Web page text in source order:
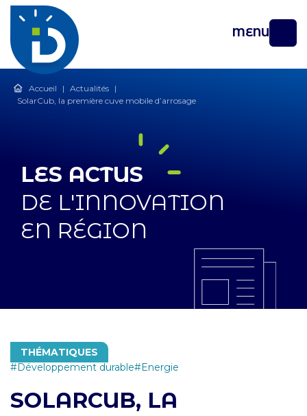
MENU
Accueil | Actualités |
SolarCub, la première cuve mobile d’arrosage
LES ACTUS
DE L'INNOVATION
EN RÉGION
THÉMATIQUES
Développement durable
Energie
SOLARCUB, LA